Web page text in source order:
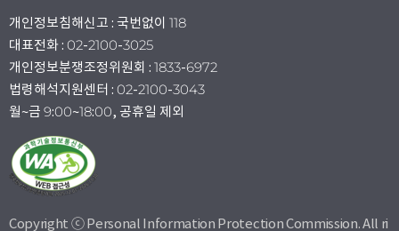
개인정보침해신고 : 국번없이 118
대표전화 : 02-2100-3025
개인정보분쟁조정위원회 : 1833-6972
법령해석지원센터 : 02-2100-3043
월~금 9:00~18:00, 공휴일 제외
Copyright ⓒ Personal Information Protection Commission. All ri